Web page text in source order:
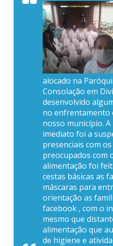
alocado na
Consolação em
desenvolvido
no enfrentamento
nosso município.
imediato foi a
presenciais com
preocupados com
alimentação foi
cestas básicas as
máscaras para
orientação as
facebook , com o
mesmo que
alimentação que
de higiene e